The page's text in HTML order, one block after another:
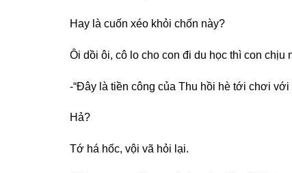
Hay là cuốn xéo khỏi chốn này?
Ôi dồi ôi, cô lo cho con đi du học thì con
-“Đây là tiền công của Thu hồi hè tới chơi với
Hả?
Tớ há hốc, vội vã hỏi lại.